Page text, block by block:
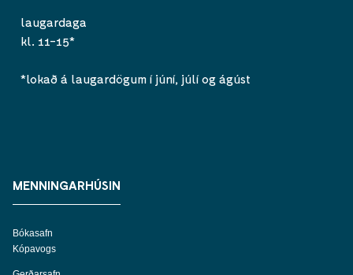
laugardaga
kl. 11-15*
*lokað á laugardögum í júní, júlí og ágúst
MENNINGARHÚSIN
Bókasafn
Kópavogs